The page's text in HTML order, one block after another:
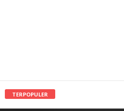
TERPOPULER